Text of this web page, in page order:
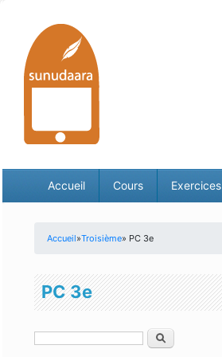
Accueil Cours Exercices
Accueil»Troisième» PC 3e
PC 3e
Rechercher